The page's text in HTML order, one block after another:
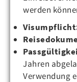
werden
Jahren
Verwendung